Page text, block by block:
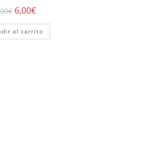
€ 6,00€
al carrito